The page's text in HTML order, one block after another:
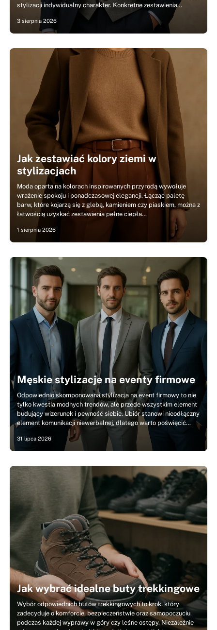
stylizacji indywidualny charakter. Konkretne zestawienia…
3 sierpnia 2026
Jak zestawiać kolory ziemi w
stylizacjach
Moda oparta na kolorach inspirowanych przyrodą wywołuje
wrażenie spokoju i ponadczasowej elegancji. Łącząc paletę
barw, które kojarzą się z glebą, kamieniem czy piaskiem, można z
łatwością uzyskać zestawienia pełne ciepła…
1 sierpnia 2026
Męskie stylizacje na eventy firmowe
Odpowiednio skomponowana stylizacja na event firmowy to nie
tylko kwestia modnych trendów, ale przede wszystkim element
budujący wizerunek i pewność siebie. Ubiór stanowi nieodłączny
element komunikacji niewerbalnej, dlatego warto poświęcić…
31 lipca 2026
Jak wybrać idealne buty trekkingowe
Wybór odpowiednich butów trekkingowych to krok, który
zadecyduje o komforcie, bezpieczeństwie oraz samopoczuciu
podczas każdej wyprawy w góry czy leśne ostępy. Niezależnie